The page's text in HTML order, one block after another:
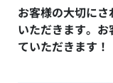
お客様の大切に
いただきます。
ていただきます！